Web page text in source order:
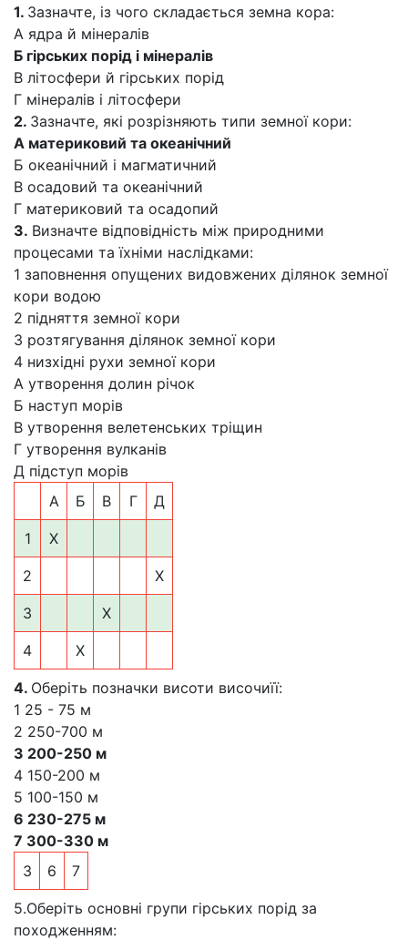
1. Зазначте, із чого складається земна кора:
А ядра й мінералів
Б гірських порід і мінералів
В літосфери й гірських порід
Г мінералів і літосфери
2. Зазначте, які розрізняють типи земної кори:
А материковий та океанічний
Б океанічний і магматичний
В осадовий та океанічний
Г материковий та осадопий
3. Визначте відповідність між природними
процесами та їхніми наслідками:
1 заповнення опущених видовжених ділянок земної
кори водою
2 підняття земної кори
3 розтягування ділянок земної кори
4 низхідні рухи земної кори
А утворення долин річок
Б наступ морів
В утворення велетенських тріщин
Г утворення вулканів
Д підступ морів
А
Б В Г Д
1 X
2 X
3 X
4 X
4. Оберіть позначки висоти височиїї:
1 25 - 75 м
2 250-700 м
3 200-250 м
4 150-200 м
5 100-150 м
6 230-275 м
7 300-330 м
3
6 7
5.Оберіть основні групи гірських порід за
походженням: